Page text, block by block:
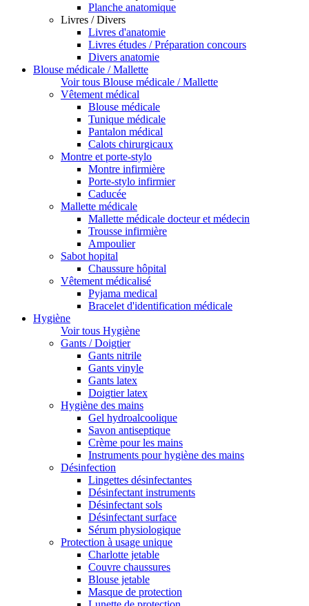
Planche anatomique
Livres / Divers
Livres d'anatomie
Livres études / Préparation concours
Divers anatomie
Blouse médicale / Mallette
Voir tous Blouse médicale / Mallette
Vêtement médical
Blouse médicale
Tunique médicale
Pantalon médical
Calots chirurgicaux
Montre et porte-stylo
Montre infirmière
Porte-stylo infirmier
Caducée
Mallette médicale
Mallette médicale docteur et médecin
Trousse infirmière
Ampoulier
Sabot hopital
Chaussure hôpital
Vêtement médicalisé
Pyjama medical
Bracelet d'identification médicale
Hygiène
Voir tous Hygiène
Gants / Doigtier
Gants nitrile
Gants vinyle
Gants latex
Doigtier latex
Hygiène des mains
Gel hydroalcoolique
Savon antiseptique
Crème pour les mains
Instruments pour hygiène des mains
Désinfection
Lingettes désinfectantes
Désinfectant instruments
Désinfectant sols
Désinfectant surface
Sérum physiologique
Protection à usage unique
Charlotte jetable
Couvre chaussures
Blouse jetable
Masque de protection